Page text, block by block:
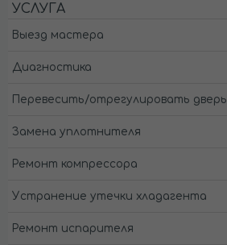
УСЛУГА
Выезд мастера
Диагностика
Перевесить/отрегулировать дверь
Замена уплотнителя
Ремонт компрессора
Устранение утечки хладагента
Ремонт испарителя